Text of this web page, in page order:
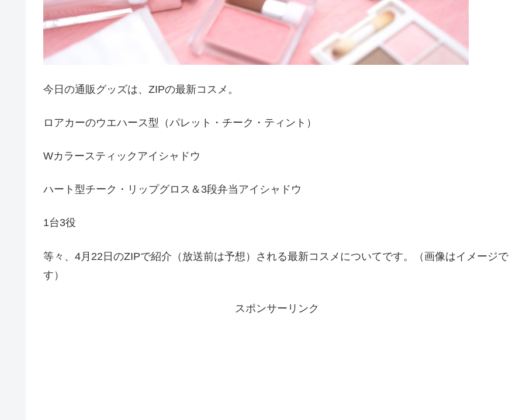
今日の通販グッズは、ZIPの最新コスメ。
ロアカーのウエハース型（パレット・チーク・ティント）
Wカラースティックアイシャドウ
ハート型チーク・リップグロス＆3段弁当アイシャドウ
1台3役
等々、4月22日のZIPで紹介（放送前は予想）される最新コスメについてです。（画像はイメージで
す）
スポンサーリンク